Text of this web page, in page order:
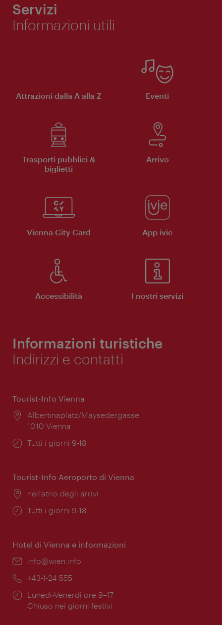
Servizi
Informazioni utili
Attrazioni dalla A alla Z Eventi
Trasporti pubblici &
biglietti
Arrivo
Vienna City Card App ivie
Accessibilità I nostri servizi
Informazioni turistiche
Indirizzi e contatti
Tourist-Info Vienna
Posizione:
Albertinaplatz/Maysedergasse
1010 Vienna
Orari
Tutti i giorni 9-18
Tourist-Info Aeroporto di Vienna
Posizione:
nell’atrio degli arrivi
Orari
Tutti i giorni 9-18
Hotel di Vienna e informazioni
Email:
info@wien.info
Telefono:
+43-1-24 555
Orari
di
Lunedì-Venerdì ore 9–17
Chiuso nei giorni festivi